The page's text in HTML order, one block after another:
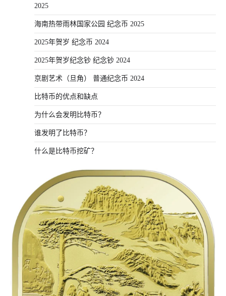
2025
海南热带雨林国家公园 纪念币 2025
2025年贺岁 纪念币 2024
2025年贺岁纪念钞 纪念钞 2024
京剧艺术（旦角） 普通纪念币 2024
比特币的优点和缺点
为什么会发明比特币？
谁发明了比特币？
什么是比特币挖矿？